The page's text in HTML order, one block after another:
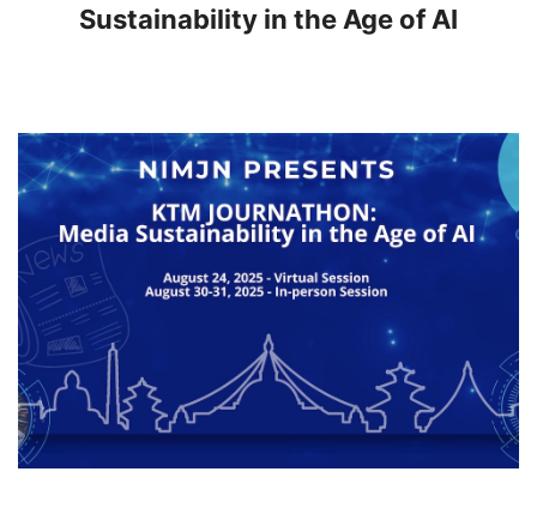
Sustainability in the Age of AI